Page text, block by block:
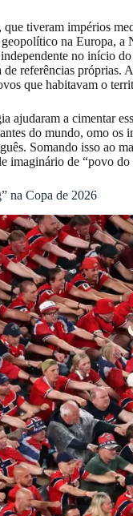
tiveram impérios
na Europa,
no início
referências próprias.
que habitavam o
ajudaram a cimentar
do mundo, omo os
Somando isso ao
imaginário de “povo do
na Copa de 2026